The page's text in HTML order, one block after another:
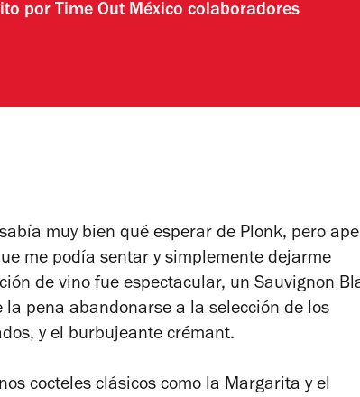
por Time Out México colaboradores
muy bien qué esperar de Plonk, pero
me podía sentar y simplemente dejarme
de vino fue espectacular, un Sauvignon
pena abandonarse a la selección de los
y el burbujeante crémant.
cocteles clásicos como la Margarita y el